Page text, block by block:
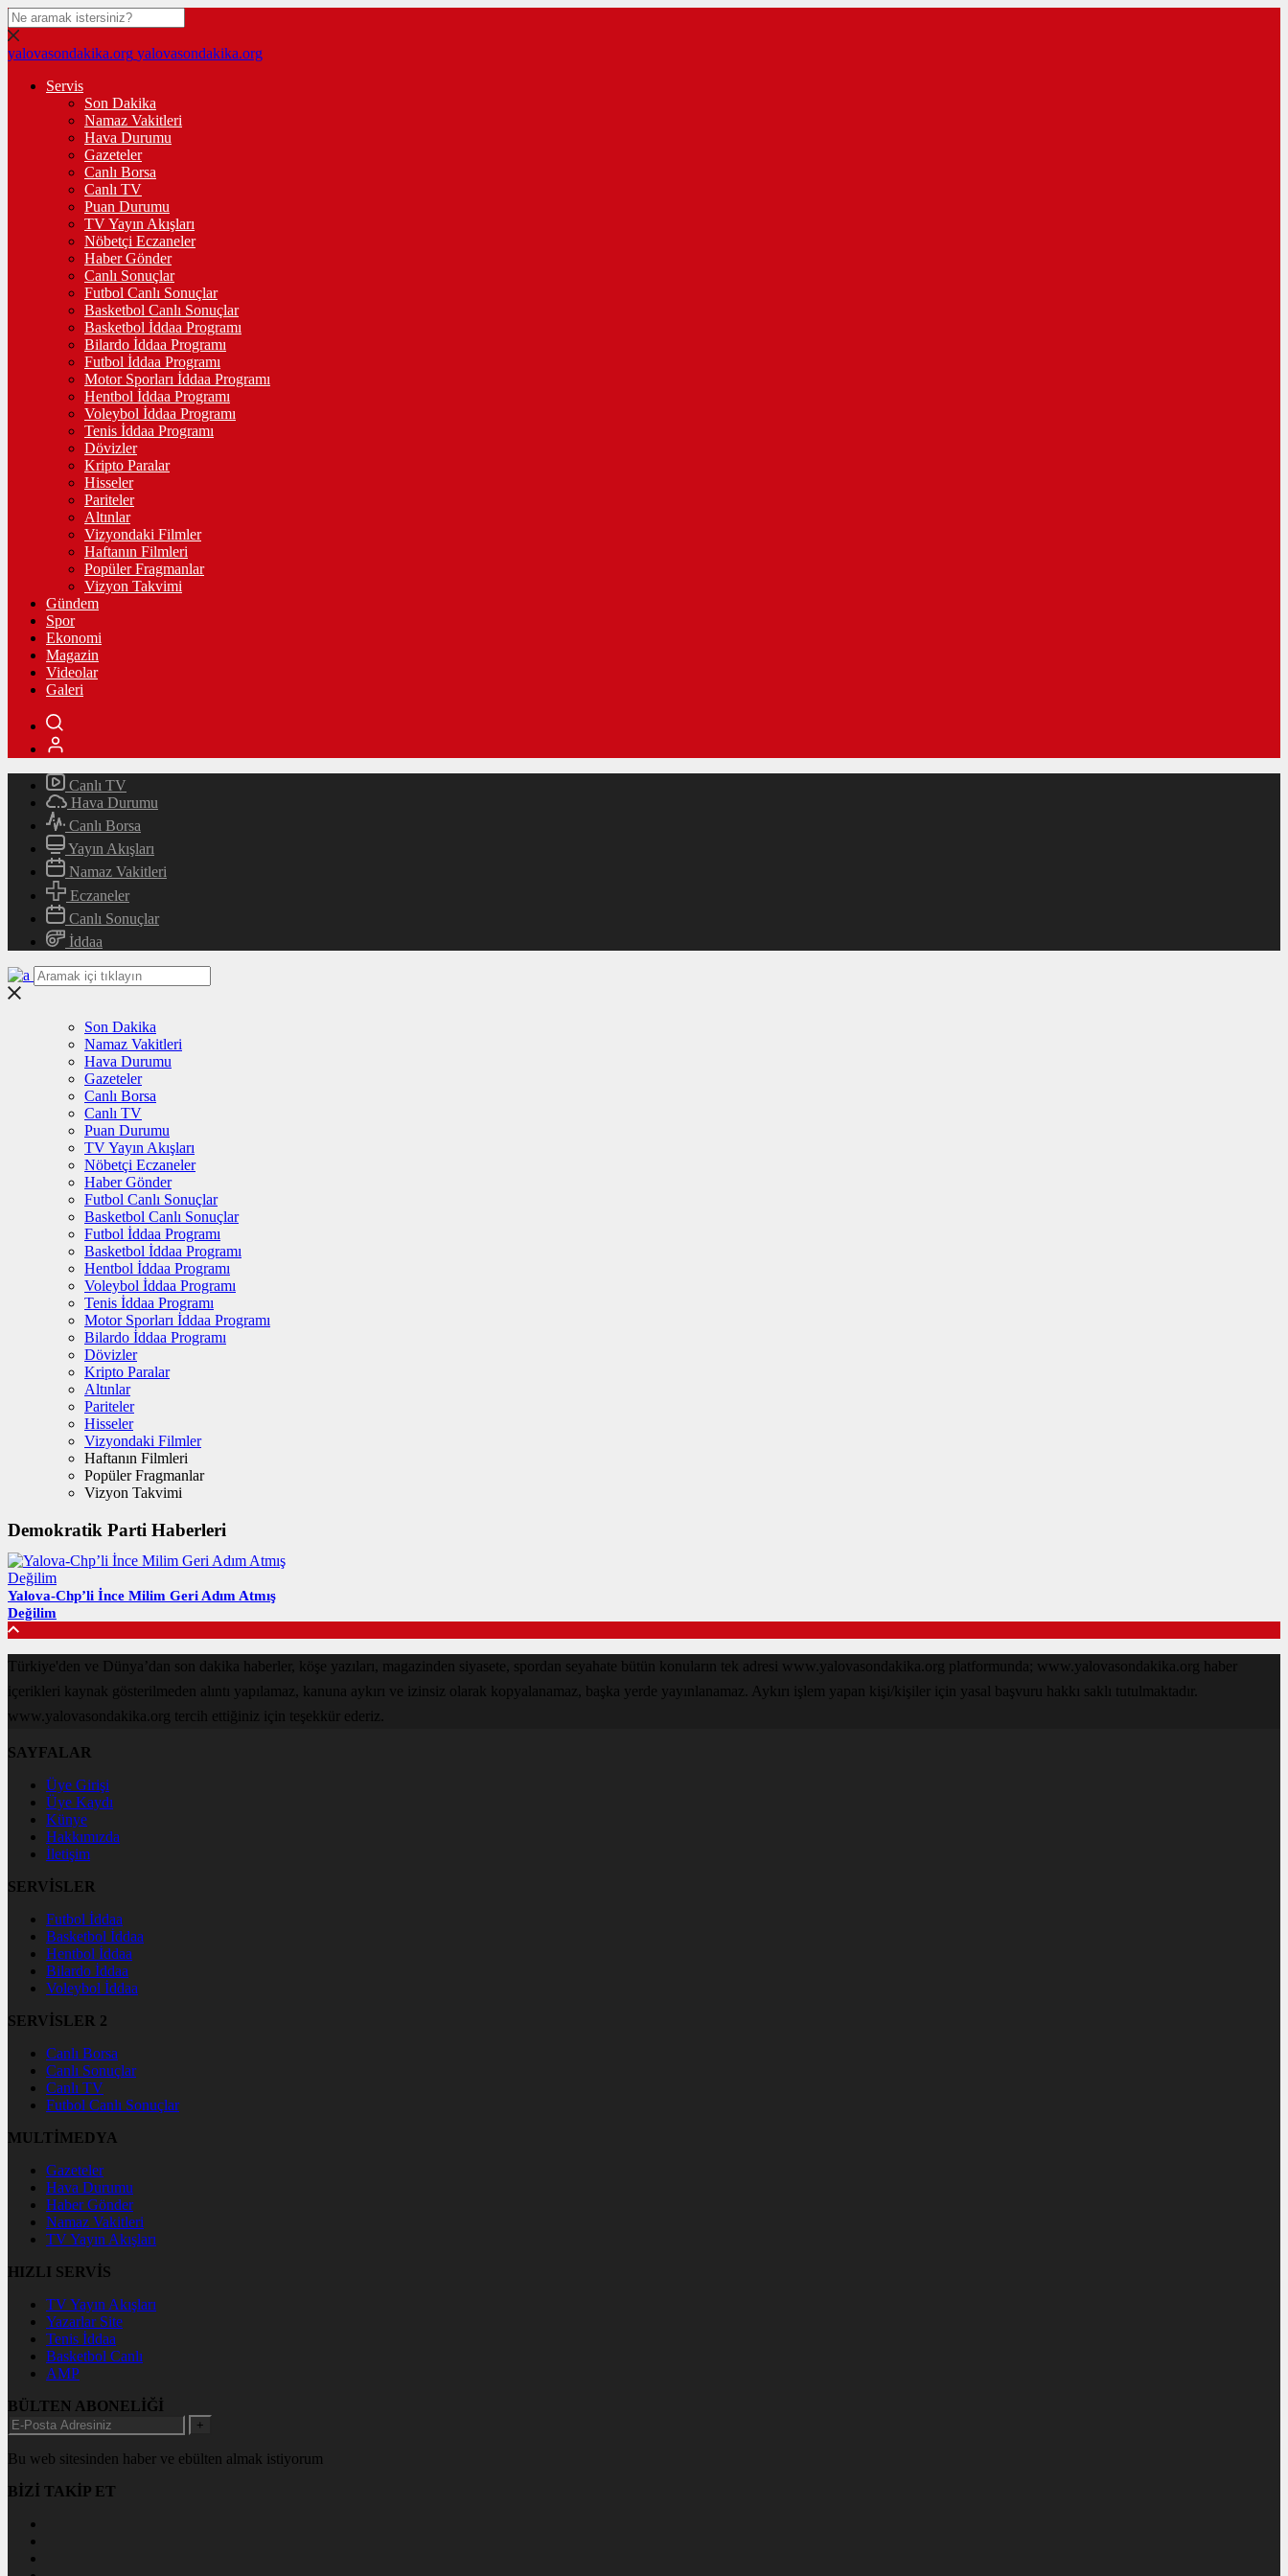
yalovasondakika.org yalovasondakika.org
Servis
Son Dakika
Namaz Vakitleri
Hava Durumu
Gazeteler
Canlı Borsa
Canlı TV
Puan Durumu
TV Yayın Akışları
Nöbetçi Eczaneler
Haber Gönder
Canlı Sonuçlar
Futbol Canlı Sonuçlar
Basketbol Canlı Sonuçlar
Basketbol İddaa Programı
Bilardo İddaa Programı
Futbol İddaa Programı
Motor Sporları İddaa Programı
Hentbol İddaa Programı
Voleybol İddaa Programı
Tenis İddaa Programı
Dövizler
Kripto Paralar
Hisseler
Pariteler
Altınlar
Vizyondaki Filmler
Haftanın Filmleri
Popüler Fragmanlar
Vizyon Takvimi
Gündem
Spor
Ekonomi
Magazin
Videolar
Galeri
Canlı TV
Hava Durumu
Canlı Borsa
Yayın Akışları
Namaz Vakitleri
Eczaneler
Canlı Sonuçlar
İddaa
Son Dakika
Namaz Vakitleri
Hava Durumu
Gazeteler
Canlı Borsa
Canlı TV
Puan Durumu
TV Yayın Akışları
Nöbetçi Eczaneler
Haber Gönder
Futbol Canlı Sonuçlar
Basketbol Canlı Sonuçlar
Futbol İddaa Programı
Basketbol İddaa Programı
Hentbol İddaa Programı
Voleybol İddaa Programı
Tenis İddaa Programı
Motor Sporları İddaa Programı
Bilardo İddaa Programı
Dövizler
Kripto Paralar
Altınlar
Pariteler
Hisseler
Vizyondaki Filmler
Haftanın Filmleri
Popüler Fragmanlar
Vizyon Takvimi
Demokratik Parti Haberleri
Yalova-Chp’li İnce Milim Geri Adım Atmış
Değilim
Türkiye'den ve Dünya’dan son dakika haberler, köşe yazıları, magazinden siyasete, spordan seyahate bütün konuların tek adresi www.yalovasondakika.org platformunda; www.yalovasondakika.org haber
içerikleri kaynak gösterilmeden alıntı yapılamaz, kanuna aykırı ve izinsiz olarak kopyalanamaz, başka yerde yayınlanamaz. Aykırı işlem yapan kişi/kişiler için yasal başvuru hakkı saklı tutulmaktadır.
www.yalovasondakika.org tercih ettiğiniz için teşekkür ederiz.
SAYFALAR
Üye Girişi
Üye Kaydı
Künye
Hakkımızda
İletişim
SERVİSLER
Futbol İddaa
Basketbol İddaa
Hentbol İddaa
Bilardo İddaa
Voleybol İddaa
SERVİSLER 2
Canlı Borsa
Canlı Sonuçlar
Canlı TV
Futbol Canlı Sonuçlar
MULTİMEDYA
Gazeteler
Hava Durumu
Haber Gönder
Namaz Vakitleri
TV Yayın Akışları
HIZLI SERVİS
TV Yayın Akışları
Yazarlar Site
Tenis İddaa
Basketbol Canlı
AMP
BÜLTEN ABONELİĞİ
+
Bu web sitesinden haber ve ebülten almak istiyorum
BİZİ TAKİP ET